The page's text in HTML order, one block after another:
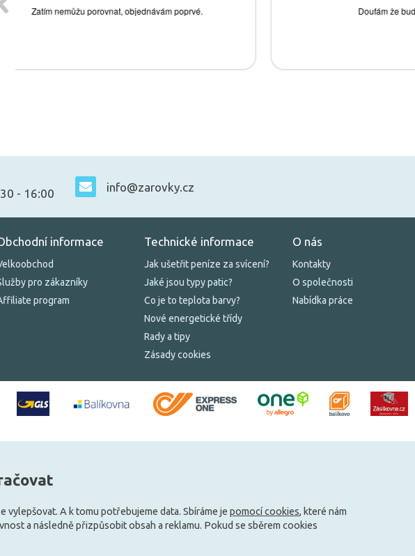
- 16:00
info@zarovky.cz
informace
pro zákazníky
program
Technické informace
Jak ušetřit peníze za svícení?
Jaké jsou typy patic?
Co je to teplota barvy?
Nové energetické třídy
Rady a tipy
Zásady cookies
O nás
Kontakty
O společnosti
Nabídka práce
žárovky.cz
vylepšovat. A k tomu potřebujeme data. Sbíráme je pomocí cookies, které nám
a následně přizpůsobit obsah a reklamu. Pokud se sběrem cookies